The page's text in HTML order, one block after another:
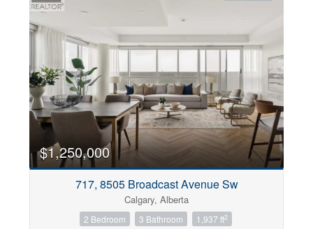
Bedrooms
Bathrooms
0 10
Price
$0 $100000000
$1,250,000
717, 8505 Broadcast Avenue Sw
Calgary, Alberta
2 Bedroom 3 Bathroom 1,937 ft2